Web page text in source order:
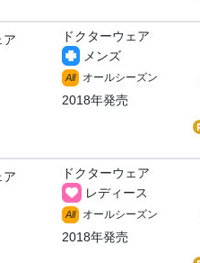
ア
ドクターウェア
メンズ
All オールシーズン
2018年発売
ア
ドクターウェア
レディース
All オールシーズン
2018年発売